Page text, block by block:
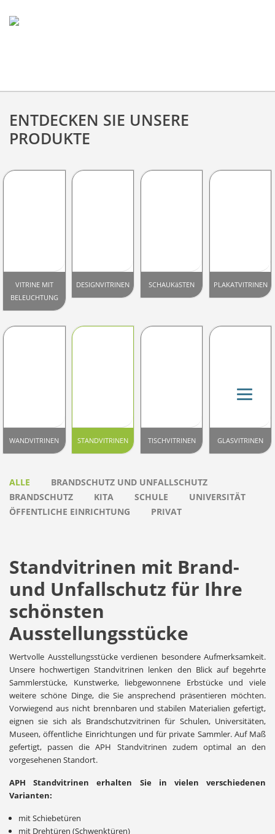
ENTDECKEN SIE UNSERE
PRODUKTE
VITRINE MIT
BELEUCHTUNG
DESIGNVITRINEN SCHAUKäSTEN PLAKATVITRINEN
WANDVITRINEN STANDVITRINEN TISCHVITRINEN GLASVITRINEN
ALLE
BRANDSCHUTZ UND UNFALLSCHUTZ
BRANDSCHUTZ
KITA SCHULE
UNIVERSITÄT
ÖFFENTLICHE EINRICHTUNG
PRIVAT
Standvitrinen mit Brand-
und Unfallschutz für Ihre
schönsten
Ausstellungsstücke
Wertvolle Ausstellungsstücke verdienen besondere Aufmerksamkeit.
Unsere hochwertigen Standvitrinen lenken den Blick auf begehrte
Sammlerstücke, Kunstwerke, liebgewonnene Erbstücke und viele
weitere schöne Dinge, die Sie ansprechend präsentieren möchten.
Vorwiegend aus nicht brennbaren und stabilen Materialien gefertigt,
eignen sie sich als Brandschutzvitrinen für Schulen, Universitäten,
Museen, öffentliche Einrichtungen und für private Sammler. Auf Maß
gefertigt, passen die APH Standvitrinen zudem optimal an den
vorgesehenen Standort.
APH Standvitrinen erhalten Sie in vielen verschiedenen
Varianten:
mit Schiebetüren
mit Drehtüren (Schwenktüren)